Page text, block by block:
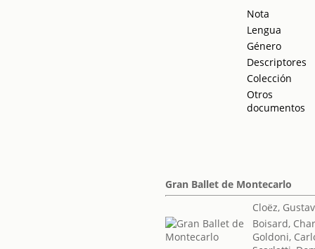
Nota
Lengua
Género
Descriptores
Colección
Otros
documentos
Gran Ballet de Montecarlo
Cloëz,
Boisard,
Goldoni,